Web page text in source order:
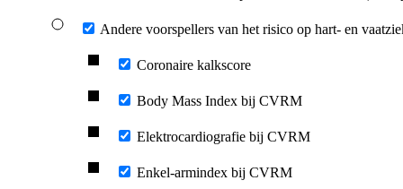
Andere voorspellers van het risico op hart- en
Coronaire kalkscore
Body Mass Index bij CVRM
Elektrocardiografie bij CVRM
Enkel-armindex bij CVRM